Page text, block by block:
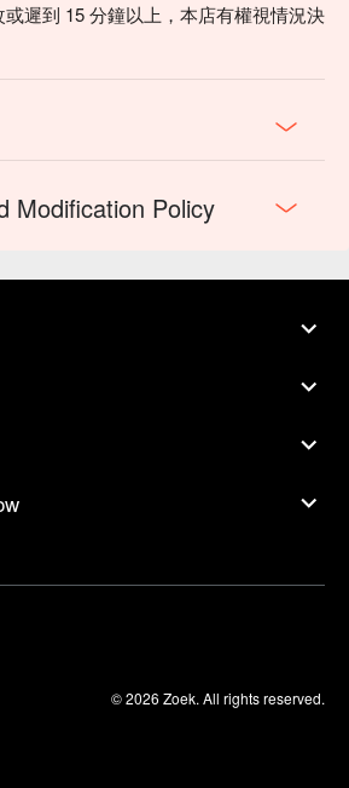
遲到 15 分鐘以上，本店有權視情況決
Modification Policy
© 2026 Zoek. All rights reserved.